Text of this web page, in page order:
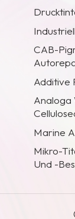
CAB-
Additive
Analoga
Marine
Mikro-
Und -